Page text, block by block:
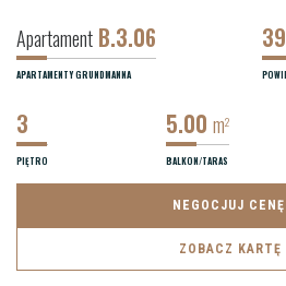
APARTAMENTY GRUNDMANNA
Apartament B.3.06
PIĘTRO
3
BALKON/TARAS
5.00 m2
NEGOCJUJ CENĘ
ZOBACZ KARTĘ